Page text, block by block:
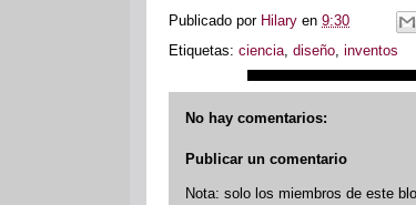
Publicado por Hilary en 9:30
Etiquetas: ciencia, diseño, inventos
No hay comentarios:
Publicar un comentario
Nota: solo los miembros de este